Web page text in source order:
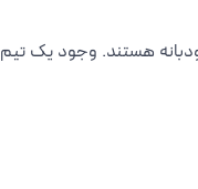
هستند. وجود یک تیم